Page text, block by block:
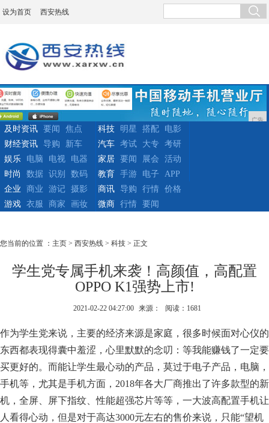
设为首页 西安热线
广告
及时资讯 要闻
焦点
财经资讯
导购 新车
科技 明星 搭配
电影
汽车
考试 大专
考研
娱乐
电脑 电视
电器
时尚
数据 识别 数码
家居 要闻 展会
活动
教育
手游 电子
APP
企业
商业 游记
摄影
游戏
衣服 商家 画妆
商讯 导购 行情
价格
微商
行情 要闻
您当前的位置 ： 主页 > 西安热线 > 科技 > 正文
学生党专属手机来袭！高颜值，高配置
OPPO K1强势上市!
2021-02-22 04:27:00 来源： 阅读：1681
作为学生党来说，主要的经济来源是家庭，很多时候面对心仪的
东西都表现得囊中羞涩，心里默默的念叨：等我能赚钱了一定要
买更好的。而能让学生最心动的产品，莫过于电子产品，电脑，
手机等，尤其是手机方面，2018年各大厂商推出了许多款型的新
机，全屏、屏下指纹、性能超强芯片等等，一大波高配置手机让
人看得心动，但是对于高达3000元左右的售价来说，只能“望机